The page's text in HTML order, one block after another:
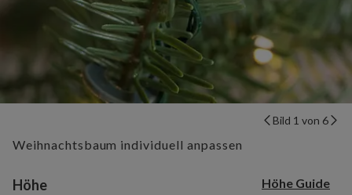
Bild 1 von 6
Weihnachtsbaum individuell anpassen
Variant selection
Höhe Höhe Guide